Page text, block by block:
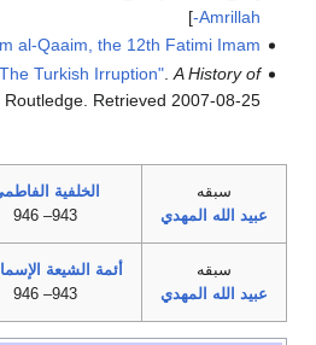
-Amrillah
]
al-Qaaim, the 12th Fatimi Imam.
Turkish Irruption". A History of
. Routledge. Retrieved 2007-08-25
سبقه
عبيد الله المهدي
الخلفية
943– 946
سبقه
عبيد الله المهدي
أئمة الشيعة
943– 946